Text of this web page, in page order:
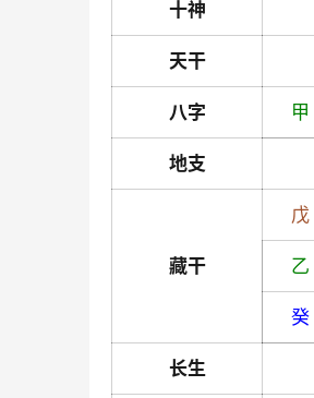
十神
天干
八字 甲
地支
藏干
戊
乙
癸
长生